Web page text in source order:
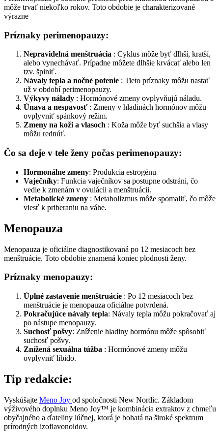
môže trvať niekoľko rokov. Toto obdobie je charakterizované
výrazne
Príznaky perimenopauzy:
Nepravidelná menštruácia : Cyklus môže byť dlhší, kratší,
alebo vynechávať. Prípadne môžete dlhšie krvácať alebo len
tzv. špiniť.
Návaly tepla a nočné potenie : Tieto príznaky môžu nastať
už v období perimenopauzy.
Výkyvy nálady : Hormónové zmeny ovplyvňujú náladu.
Únava a nespavosť: Zmeny v hladinách hormónov môžu
ovplyvniť spánkový režim.
Zmeny na koži a vlasoch : Koža môže byť suchšia a vlasy
môžu rednúť.
Čo sa deje v tele ženy počas perimenopauzy:
Hormonálne zmeny: Produkcia estrogénu
Vaječníky: Funkcia vaječníkov sa postupne odstráni, čo
vedie k zmenám v ovulácii a menštruácii.
Metabolické zmeny : Metabolizmus môže spomaliť, čo môže
viesť k priberaniu na váhe.
Menopauza
Menopauza je oficiálne diagnostikovaná po 12 mesiacoch bez
menštruácie. Toto obdobie znamená koniec plodnosti ženy.
Príznaky menopauzy:
Úplné zastavenie menštruácie : Po 12 mesiacoch bez
menštruácie je menopauza oficiálne potvrdená.
Pokračujúce návaly tepla: Návaly tepla môžu pokračovať aj
po nástupe menopauzy.
Suchosť pošvy: Zníženie hladiny hormónu môže spôsobiť
suchosť pošvy.
Znížená sexuálna túžba : Hormónové zmeny môžu
ovplyvniť libido.
Tip redakcie:
Vyskúšajte Meno Joy od spoločnosti New Nordic. Základom
výživového doplnku Meno Joy™ je kombinácia extraktov z chmeľu
obyčajného a ďateliny lúčnej, ktorá je bohatá na široké spektrum
prírodných izoflavonoidov.